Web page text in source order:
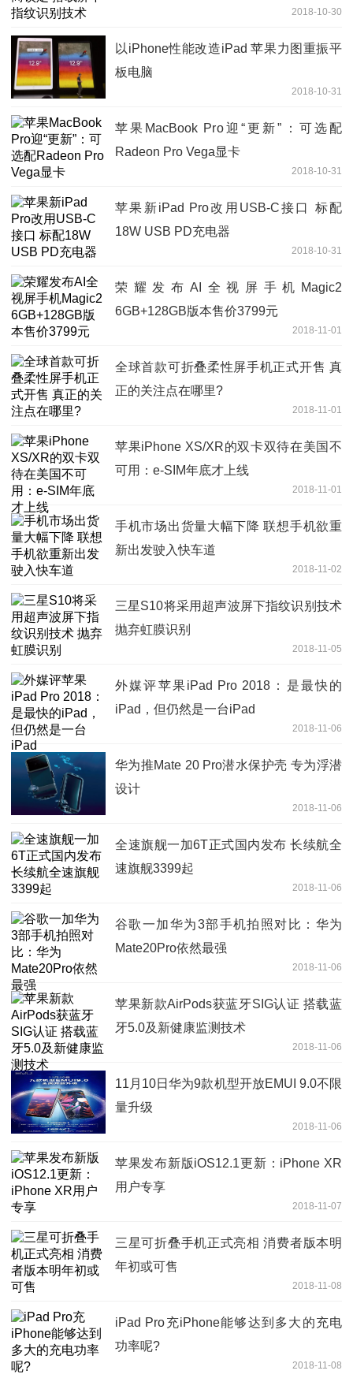
2018-10-30
以iPhone性能改造iPad 苹果力图重振平
板电脑
2018-10-31
苹果MacBook Pro迎“更新”：可选配
Radeon Pro Vega显卡
2018-10-31
苹果新iPad Pro改用USB-C接口 标配
18W USB PD充电器
2018-10-31
荣耀发布AI全视屏手机Magic2
6GB+128GB版本售价3799元
2018-11-01
全球首款可折叠柔性屏手机正式开售 真
正的关注点在哪里?
2018-11-01
苹果iPhone XS/XR的双卡双待在美国不
可用：e-SIM年底才上线
2018-11-01
手机市场出货量大幅下降 联想手机欲重
新出发驶入快车道
2018-11-02
三星S10将采用超声波屏下指纹识别技术
抛弃虹膜识别
2018-11-05
外媒评苹果iPad Pro 2018：是最快的
iPad，但仍然是一台iPad
2018-11-06
华为推Mate 20 Pro潜水保护壳 专为浮潜
设计
2018-11-06
全速旗舰一加6T正式国内发布 长续航全
速旗舰3399起
2018-11-06
谷歌一加华为3部手机拍照对比：华为
Mate20Pro依然最强
2018-11-06
苹果新款AirPods获蓝牙SIG认证 搭载蓝
牙5.0及新健康监测技术
2018-11-06
11月10日华为9款机型开放EMUI 9.0不限
量升级
2018-11-06
苹果发布新版iOS12.1更新：iPhone XR
用户专享
2018-11-07
三星可折叠手机正式亮相 消费者版本明
年初或可售
2018-11-08
iPad Pro充iPhone能够达到多大的充电
功率呢?
2018-11-08